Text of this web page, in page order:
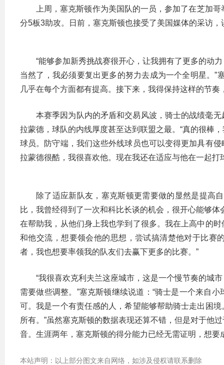
上周，塞克斯顿作为美国队的一员，参加了在芝加
分5板3助攻。日前，塞克斯顿也接受了美国媒体的采访
“能够参加新秀挑战赛很开心，让我拥有了更多的动
当然了，我必须要复出更多的努力去成为一个全明星。”
几乎在每个方面都有提高。接下来，我得保持这样的节
本赛季因为队内的矛盾和交易风波，骑士的战绩毫
拉蒙德，球队的内线厚度甚至达到联盟之最。“真的很棒
球员。防守端，我们这些外线球员也可以变得更加具有
拉蒙德很酷，我很喜欢他。现在我还在适应与他在一起
除了适应新队友，塞克斯顿更需要做的显然是提高
比，我曾经得到了一次和科比长谈的机会，很开心能够
在帮助我，从他们身上我也学到了很多。我在上高中的
和他交流，想要领会他的思想，尝试搞清楚他对于比赛
者，我也想要率领我的队友们去赢下更多的比赛。”
“我很喜欢克利夫兰这座城市，这是一个慢节奏的城
需要做些调整。”塞克斯顿继续说道：“骑士是一个来自
可。我是一个有责任感的人，希望能够帮助骑士走出困
所有。”虽然塞克斯顿的数据表现还算不错，但是对于他
音。生涯两年，塞克斯顿的得分能力已经无需证明，想
本站声明：以上部分图文来自网络，如涉及侵权请联系删除